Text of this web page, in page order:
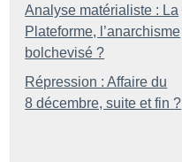
Analyse matérialiste : La
Plateforme, l’anarchisme
bolchevisé ?
Répression : Affaire du
8 décembre, suite et fin ?